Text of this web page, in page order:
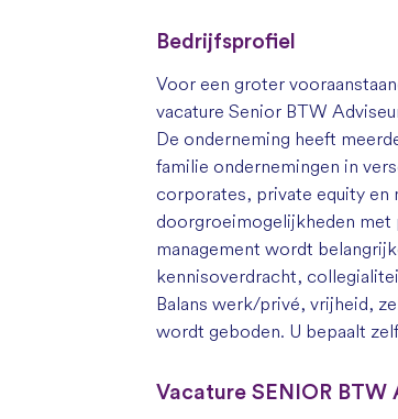
Bedrijfsprofiel
Voor een groter
vacature Senior BTW
De onderneming heeft
familie ondernemingen in
corporates, private equity
doorgroeimogelijkheden met
management wordt
kennisoverdracht,
Balans werk/privé, vrijheid,
wordt geboden. U bepaalt
Vacature SENIOR BTW